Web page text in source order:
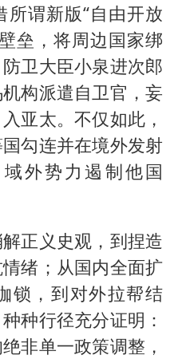
谓新版“自由开放
垒，将周边国家绑
卫大臣小泉进次郎
构派遣自卫官，妄
亚太。不仅如此，
勾连并在境外发射
外势力遏制他国
正义史观，到捏造
绪；从国内全面扩
锁，到对外拉帮结
种行径充分证明：
非单一政策调整，